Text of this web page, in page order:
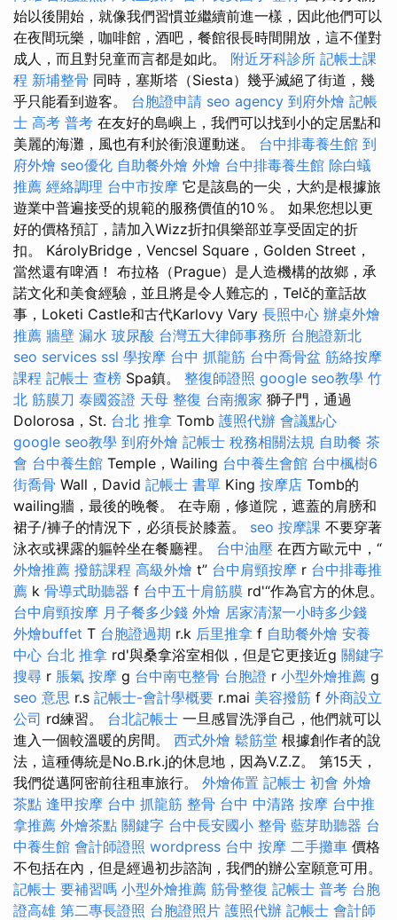
始以後開始，就像我們習慣並繼續前進一樣，因此他們可以
在夜間玩樂，咖啡館，酒吧，餐館很長時間開放，這不僅對
成人，而且對兒童而言都是如此。 附近牙科診所 記帳士課
程 新埔整骨 同時，塞斯塔（Siesta）幾乎滅絕了街道，幾
乎只能看到遊客。 台胞證申請 seo agency 到府外燴 記帳
士 高考 普考 在友好的島嶼上，我們可以找到小的定居點和
美麗的海灘，風也有利於衝浪運動迷。 台中排毒養生館 到
府外燴 seo優化 自助餐外燴 外燴 台中排毒養生館 除白蟻
推薦 經絡調理 台中市按摩 它是該島的一尖，大約是根據旅
遊業中普遍接受的規範的服務價值的10％。 如果您想以更
好的價格預訂，請加入Wizz折扣俱樂部並享受固定的折
扣。 KárolyBridge，Vencsel Square，Golden Street，
當然還有啤酒！ 布拉格（Prague）是人造機構的故鄉，承
諾文化和美食經驗，並且將是令人難忘的，Telč的童話故
事，Loketi Castle和古代Karlovy Vary 長照中心 辦桌外燴
推薦 牆壁 漏水 玻尿酸 台灣五大律師事務所 台胞證新北
seo services ssl 學按摩 台中 抓龍筋 台中喬骨盆 筋絡按摩
課程 記帳士 查榜 Spa鎮。 整復師證照 google seo教學 竹
北 筋膜刀 泰國簽證 天母 整復 台南搬家 獅子門，通過
Dolorosa，St. 台北 推拿 Tomb 護照代辦 會議點心
google seo教學 到府外燴 記帳士 稅務相關法規 自助餐 茶
會 台中養生館 Temple，Wailing 台中養生會館 台中楓樹6
街喬骨 Wall，David 記帳士 書單 King 按摩店 Tomb的
wailing牆，最後的晚餐。 在寺廟，修道院，遮蓋的肩膀和
裙子/褲子的情況下，必須長於膝蓋。 seo 按摩課 不要穿著
泳衣或裸露的軀幹坐在餐廳裡。 台中油壓 在西方歐元中，“
外燴推薦 撥筋課程 高級外燴 t” 台中肩頸按摩 r 台中排毒推
薦 k 骨導式助聽器 f 台中五十肩筋膜 rd'“作為官方的休息。
台中肩頸按摩 月子餐多少錢 外燴 居家清潔一小時多少錢
外燴buffet T 台胞證過期 r.k 后里推拿 f 自助餐外燴 安養
中心 台北 推拿 rd'與桑拿浴室相似，但是它更接近g 關鍵字
搜尋 r 脹氣 按摩 g 台中南屯整骨 台胞證 r 小型外燴推薦 g
seo 意思 r.s 記帳士-會計學概要 r.mai 美容撥筋 f 外商設立
公司 rd練習。 台北記帳士 一旦感冒洗淨自己，他們就可以
進入一個較溫暖的房間。 西式外燴 鬆筋堂 根據創作者的說
法，這種傳統是No.B.rk.j的休息地，因為V.Z.Z。 第15天，
我們從邁阿密前往租車旅行。 外燴佈置 記帳士 初會 外燴
茶點 逢甲按摩 台中 抓龍筋 整骨 台中 中清路 按摩 台中推
拿推薦 外燴茶點 關鍵字 台中長安國小 整骨 藍芽助聽器 台
中養生館 會計師證照 wordpress 台中 按摩 二手攤車 價格
不包括在內，但是經過初步諮詢，我們的辦公室願意可用。
記帳士 要補習嗎 小型外燴推薦 筋骨整復 記帳士 普考 台胞
證高雄 第二專長證照 台胞證照片 護照代辦 記帳士 會計師